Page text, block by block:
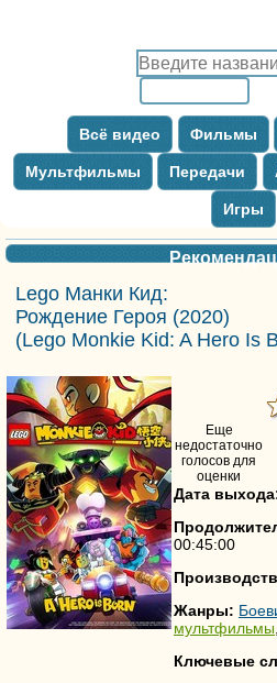
Всё видео Фильмы
Мультфильмы Передачи
Игры
Lego Манки Кид:
Рождение Героя (2020)
(Lego Monkie Kid: A Hero Is
Еще
недостаточно
голосов для
оценки
Дата
00:45:00
Жанры:
мультфильмы
Ключевые